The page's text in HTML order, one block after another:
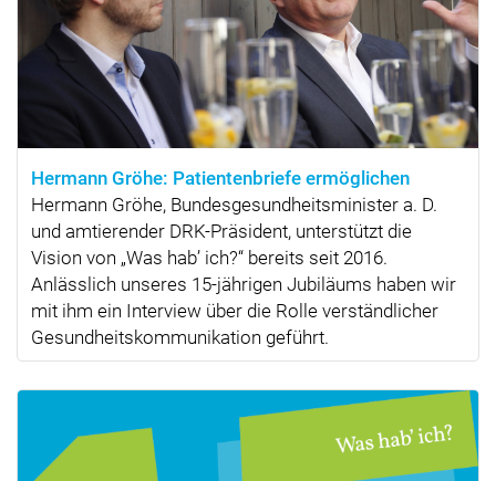
Hermann Gröhe: Patientenbriefe ermöglichen
Hermann Gröhe, Bundesgesundheitsminister a. D.
und amtierender DRK-Präsident, unterstützt die
Vision von „Was hab’ ich?“ bereits seit 2016.
Anlässlich unseres 15-jährigen Jubiläums haben wir
mit ihm ein Interview über die Rolle verständlicher
Gesundheitskommunikation geführt.